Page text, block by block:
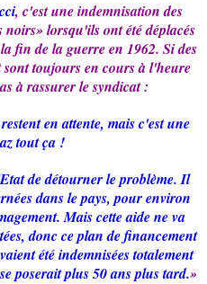
, c'est une indemnisation des
noirs» lorsqu'ils ont été déplacés
fin de la guerre en 1962. Si des
sont toujours en cours à l'heure
à rassurer le syndicat :
en attente, mais c'est une
tout ça !
de détourner le problème. Il
dans le pays, pour environ
Mais cette aide ne va
donc ce plan de financement
été indemnisées totalement
poserait plus 50 ans plus tard.»